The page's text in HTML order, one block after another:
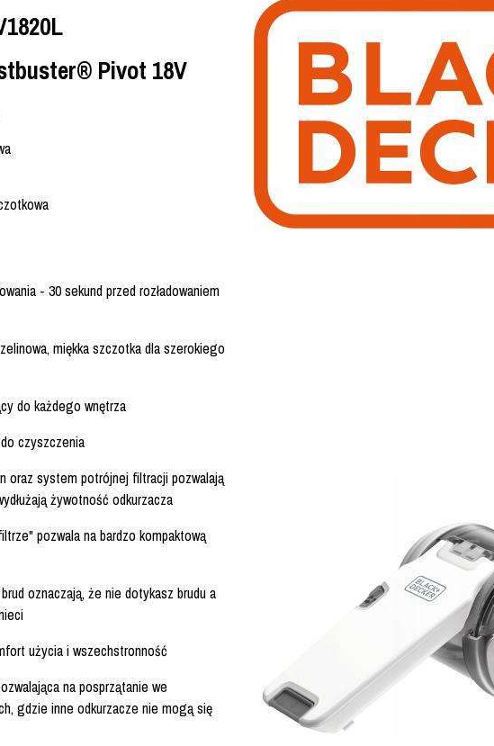
Pivot 18V
- 30 sekund przed rozładowaniem
miękka szczotka dla szerokiego
do każdego wnętrza
czyszczenia
oraz system potrójnej filtracji pozwalają
żywotność odkurzacza
pozwala na bardzo kompaktową
oznaczają, że nie dotykasz brudu a
użycia i wszechstronność
na posprzątanie we
gdzie inne odkurzacze nie mogą się